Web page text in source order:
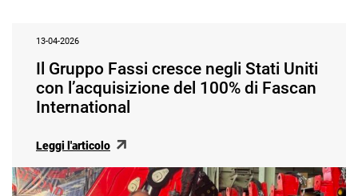
13-04-2026
Il Gruppo Fassi cresce negli Stati Uniti
con l’acquisizione del 100% di Fascan
International
Leggi l'articolo